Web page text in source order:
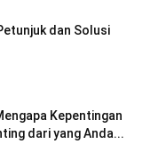
dan Solusi
Kepentingan
dari yang Anda...